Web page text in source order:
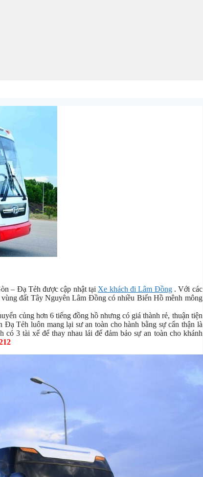
– Đạ Tẻh được cập nhật tại Xe khách đi Lâm Đồng. Với các
đất Tây Nguyên Lâm Đồng có nhiều Biển Hồ mênh mông
củng hơn 6 tiếng đồng hồ nhưng có giá thành rẻ, thuận tiện
Tẻh luôn mang lại sư an toàn cho hành bằng sự cẩn thận là
3 tài xế để thay nhau lái để đảm bảo sự an toàn cho khánh